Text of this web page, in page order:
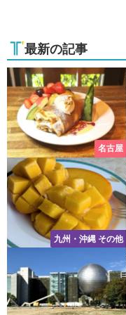
最新の記事
名古屋
九州・沖縄 その他